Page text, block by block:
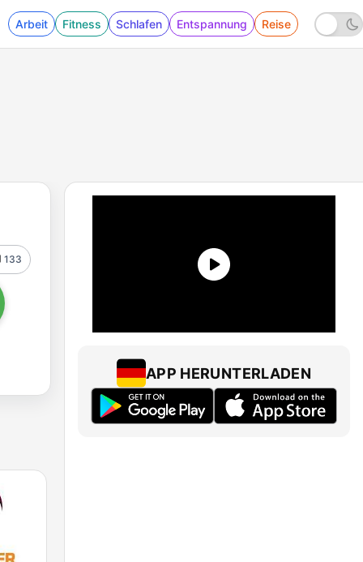
Arbeit Fitness Schlafen Entspannung Reise
133
APP HERUNTERLADEN